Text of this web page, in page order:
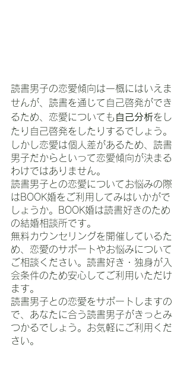
読書男子の恋愛傾向は一概にはいえま
せんが、読書を通じて自己啓発ができ
るため、恋愛についても 自己分析をし
たり自己啓発をしたりするでしょう。
しかし恋愛は個人差があるため、読書
男子だからといって恋愛傾向が決まる
わけではありません。
読書男子との恋愛についてお悩みの際
はBOOK婚をご利用してみはいかがで
しょうか。BOOK婚は読書好きのため
の結婚相談所です。
無料カウンセリングを開催しているた
め、恋愛のサポートやお悩みについて
ご相談ください。読書好き・独身が入
会条件のため安心してご利用いただけ
ます。
読書男子との恋愛をサポートしますの
で、あなたに合う読書男子がきっとみ
つかるでしょう。お気軽にご利用くだ
さい。